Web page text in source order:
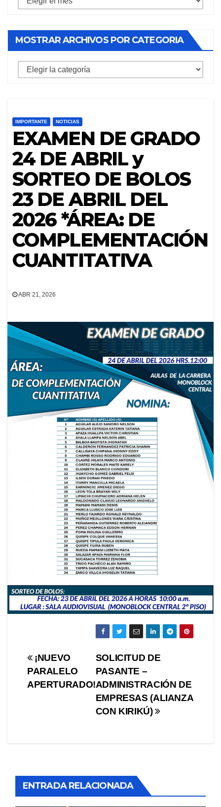
por
mes
MOSTRAR ARCHIVOS POR CATEGORIA
mostrar
IMPORTANTE NOTICIAS
EXAMEN DE GRADO
24 DE ABRIL y
SORTEO DE BOLOS
23 DE ABRIL DEL
2026 *ÁREA: DE
COMPLEMENTACIÓN
CUANTITATIVA
ABR 21, 2026
Navegación
de
SOLICITUD DE
PASANTE –
ADMINISTRACIÓN DE
EMPRESAS (ALIANZA
CON KIRIKÚ)
¡NUEVO
PARALELO
APERTURADO!
ENTRADA RELACIONADA